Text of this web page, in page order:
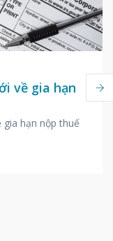
về gia hạn
hạn nộp thuế